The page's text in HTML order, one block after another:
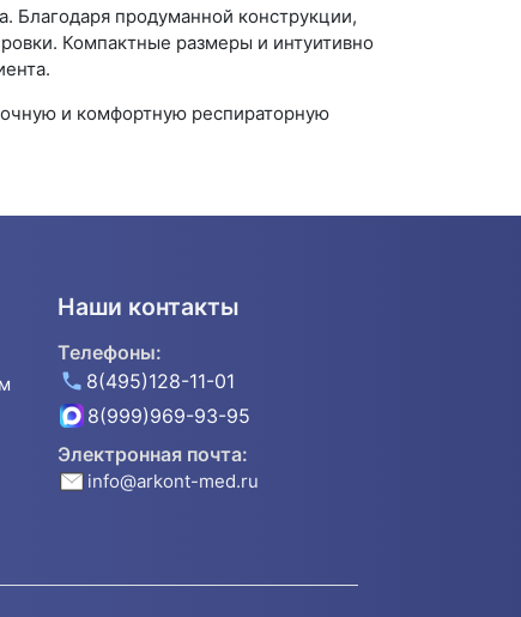
Благодаря продуманной конструкции,
Компактные размеры и интуитивно
и комфортную респираторную
Наши контакты
Телефоны:
8(495)128-11-01
8(999)969-93-95
Электронная почта:
info@arkont-med.ru